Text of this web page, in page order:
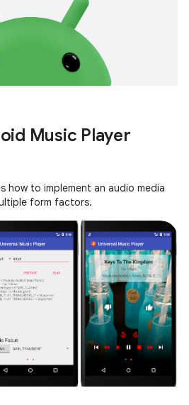
Music Player
how to implement an audio media
form factors.